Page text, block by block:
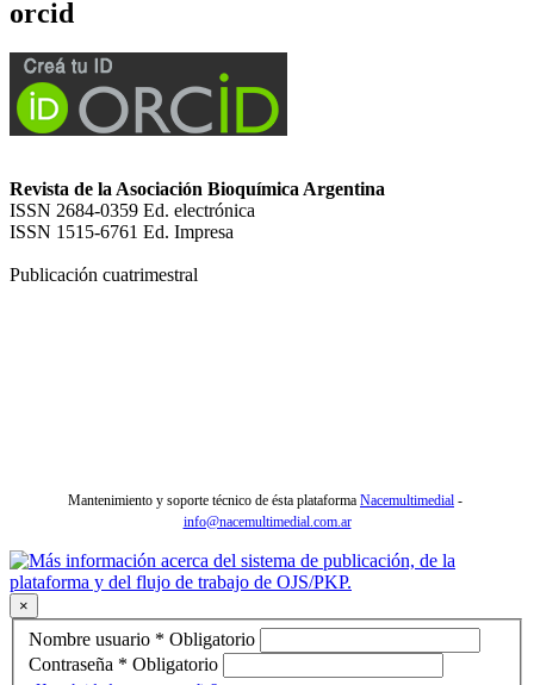
orcid
Revista de la Asociación Bioquímica Argentina
ISSN 2684-0359 Ed. electrónica
ISSN 1515-6761 Ed. Impresa
Publicación cuatrimestral
Mantenimiento y soporte técnico de ésta plataforma Nacemultimedial -
info@nacemultimedial.com.ar
×
Nombre usuario * Obligatorio
Contraseña * Obligatorio